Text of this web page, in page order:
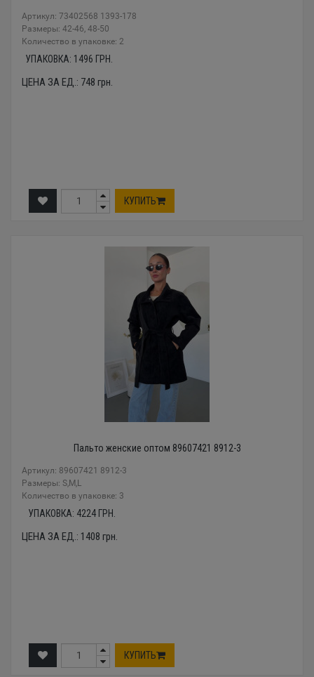
Артикул: 73402568 1393-178
Размеры: 42-46, 48-50
Количество в упаковке: 2
УПАКОВКА: 1496 ГРН.
ЦЕНА ЗА ЕД.: 748 грн.
КУПИТЬ
Пальто женские оптом 89607421 8912-3
Артикул: 89607421 8912-3
Размеры: S,M,L
Количество в упаковке: 3
УПАКОВКА: 4224 ГРН.
ЦЕНА ЗА ЕД.: 1408 грн.
КУПИТЬ